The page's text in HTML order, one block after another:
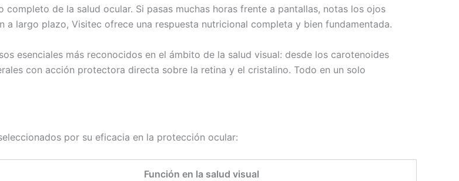
de la salud ocular. Si pasas muchas horas frente a pantallas, notas los ojos
largo plazo, Visitec ofrece una respuesta nutricional completa y bien fundamentada.
esenciales más reconocidos en el ámbito de la salud visual: desde los carotenoides
con acción protectora directa sobre la retina y el cristalino. Todo en un solo
por su eficacia en la protección ocular:
Función en la salud visual